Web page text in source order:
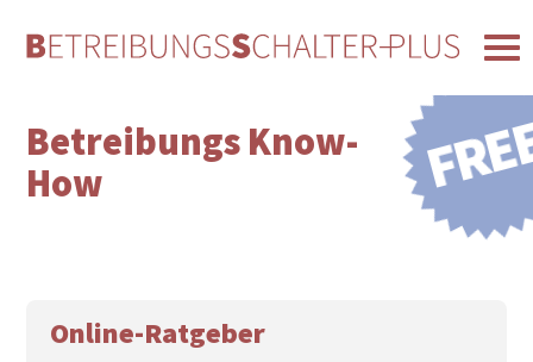
Betreibungs Know-
How
Online-Ratgeber